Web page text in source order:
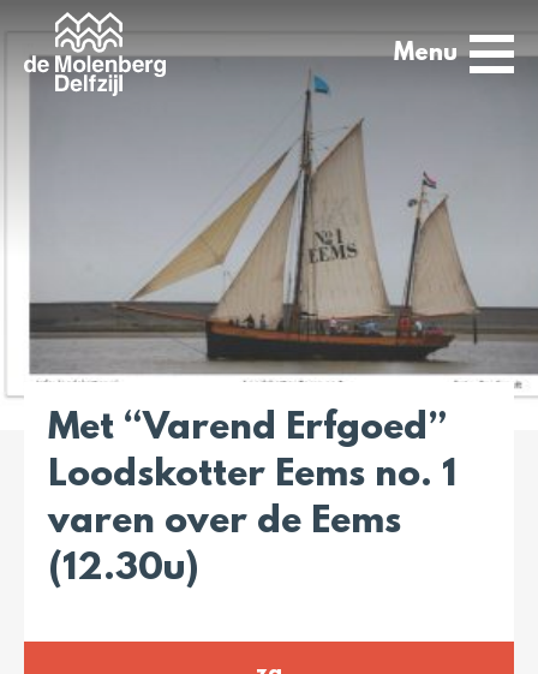
Menu
Met “Varend Erfgoed”
Loodskotter Eems no. 1
varen over de Eems
(12.30u)